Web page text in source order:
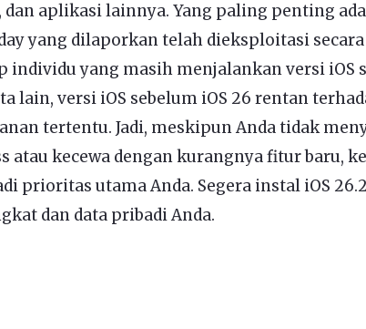
dan aplikasi lainnya. Yang paling penting
yang dilaporkan telah dieksploitasi
individu yang masih menjalankan versi iOS
lain, versi iOS sebelum iOS 26 rentan
tertentu. Jadi, meskipun Anda tidak
atau kecewa dengan kurangnya fitur baru,
prioritas utama Anda. Segera instal iOS
dan data pribadi Anda.